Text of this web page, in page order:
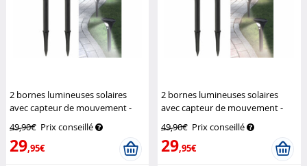
2 bornes lumineuses solaires
avec capteur de mouvement -
Lunartec
49,90€ Prix conseillé
29,95€
2 bornes lumineuses solaires
avec capteur de mouvement -
Lunartec
49,90€ Prix conseillé
29,95€